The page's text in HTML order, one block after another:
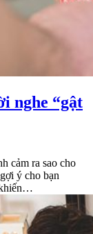
nghe “gật
cảm ra sao cho
ý cho bạn
khiến…